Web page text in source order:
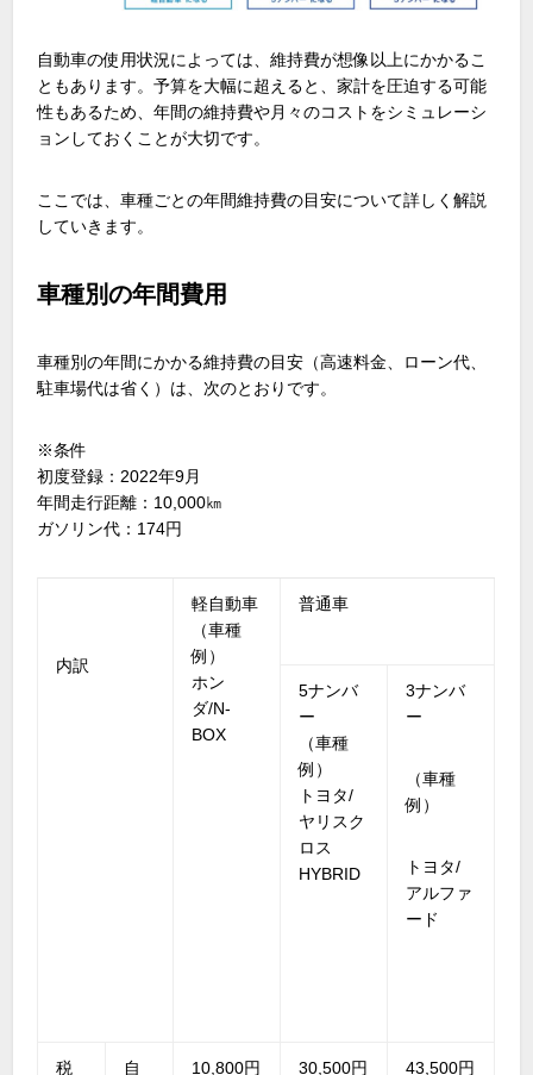
自動車の使用状況によっては、維持費が想像以上にかかるこ
ともあります。予算を大幅に超えると、家計を圧迫する可能
性もあるため、年間の維持費や月々のコストをシミュレーシ
ョンしておくことが大切です。
ここでは、車種ごとの年間維持費の目安について詳しく解説
していきます。
車種別の年間費用
車種別の年間にかかる維持費の目安（高速料金、ローン代、
駐車場代は省く）は、次のとおりです。
※条件
初度登録：2022年9月
年間走行距離：10,000㎞
ガソリン代：174円
内訳
軽自動車
（車種
例）
ホン
ダ/N-
BOX
普通車
5ナンバ
ー
（車種
例）
トヨタ/
ヤリスク
ロス
HYBRID
3ナンバ
ー
（車種
例）
トヨタ/
アルファ
ード
税 自 10,800円 30,500円 43,500円